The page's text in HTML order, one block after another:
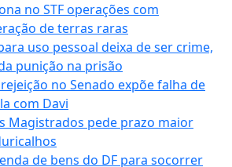
no STF operações com
de terras raras
uso pessoal deixa de ser crime,
punição na prisão
no Senado expõe falha de
com Davi
Magistrados pede prazo maior
de bens do DF para socorrer